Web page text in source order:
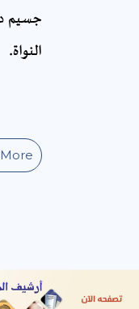
جسيم
النواة.